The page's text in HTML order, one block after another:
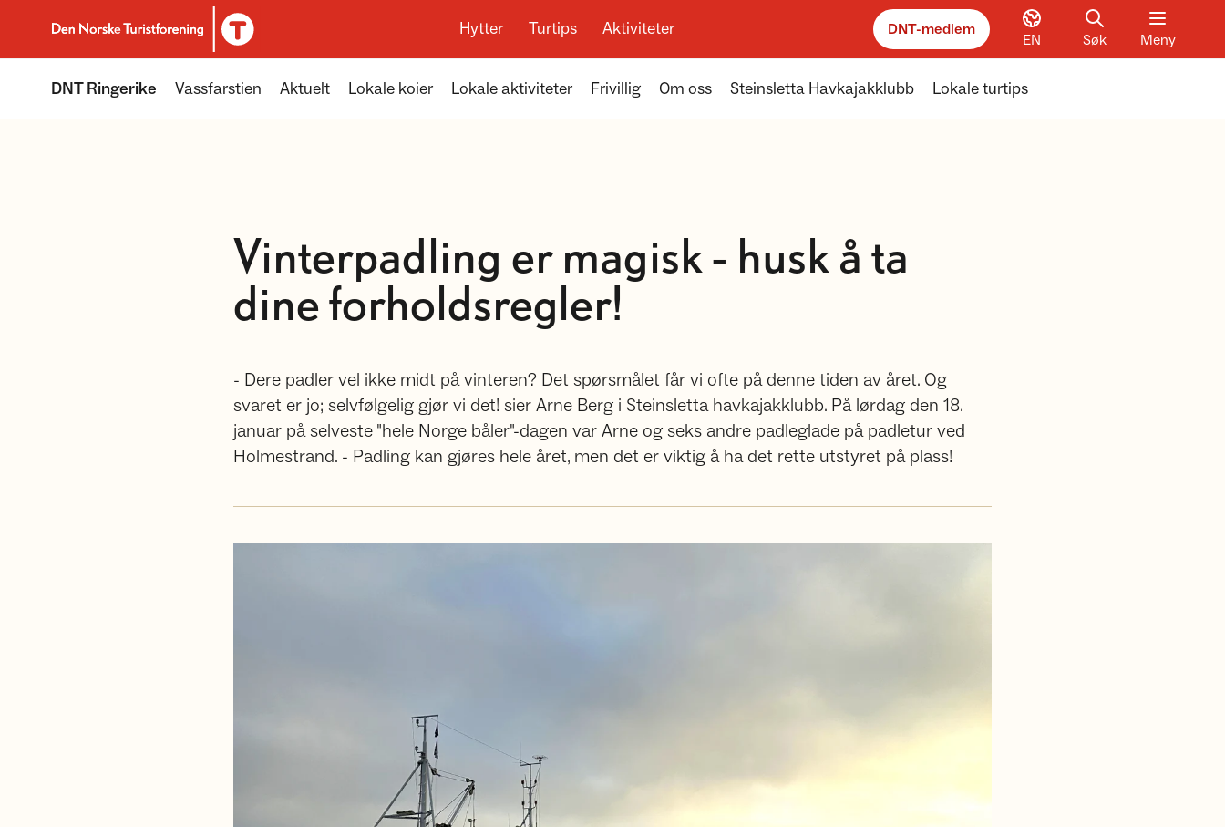
Til DNT.no forside
Hytter Turtips Aktiviteter DNT-medlem
EN Søk Meny
DNT Ringerike Vassfarstien Aktuelt Lokale koier Lokale aktiviteter Frivillig Om oss Steinsletta Havkajakklubb Lokale turtips
Vinterpadling er magisk - husk å ta
dine forholdsregler!
- Dere padler vel ikke midt på vinteren? Det spørsmålet får vi ofte på denne tiden av året. Og
svaret er jo; selvfølgelig gjør vi det! sier Arne Berg i Steinsletta havkajakklubb. På lørdag den 18.
januar på selveste "hele Norge båler"-dagen var Arne og seks andre padleglade på padletur ved
Holmestrand. - Padling kan gjøres hele året, men det er viktig å ha det rette utstyret på plass!